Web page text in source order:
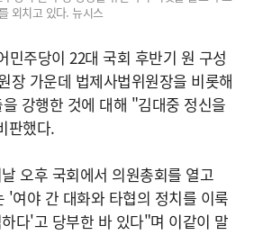
외치고 있다. 뉴시스
민주당이 22대 국회 후반기 원 구성
장 가운데 법제사법위원장을 비롯해
강행한 것에 대해 "김대중 정신을
판했다.
오후 국회에서 의원총회를 열고
'여야 간 대화와 타협의 정치를 이룩
다'고 당부한 바 있다"며 이같이 말